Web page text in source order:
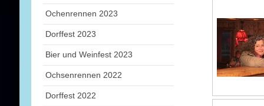
Ochenrennen 2023
Dorffest 2023
Bier und Weinfest 2023
Ochsenrennen 2022
Dorffest 2022